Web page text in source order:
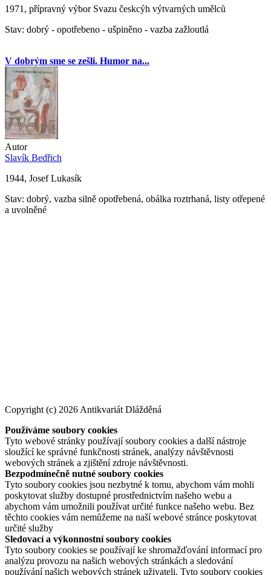
1971, přípravný výbor Svazu českcýh výtvarných umělců
Stav: dobrý - opotřebeno - ušpiněno - vazba zažloutlá
V dobrým sme se zešli. Humor na...
Autor
Slavík Bedřich
1944, Josef Lukasík
Stav: dobrý, vazba silně opotřebená, obálka roztrhaná, listy otřepené
a uvolněné
Copyright (c) 2026 Antikvariát Dlážděná
Používáme soubory cookies
Tyto webové stránky používají soubory cookies a další nástroje
sloužící ke správné funkčnosti stránek, analýzy návštěvnosti
webových stránek a zjištění zdroje návštěvnosti.
Bezpodmínečně nutné soubory cookies
Tyto soubory cookies jsou nezbytné k tomu, abychom vám mohli
poskytovat služby dostupné prostřednictvím našeho webu a
abychom vám umožnili používat určité funkce našeho webu. Bez
těchto cookies vám nemůžeme na naší webové stránce poskytovat
určité služby
Sledovací a výkonnostní soubory cookies
Tyto soubory cookies se používají ke shromažďování informací pro
analýzu provozu na našich webových stránkách a sledování
používání našich webových stránek uživateli. Tyto soubory cookies